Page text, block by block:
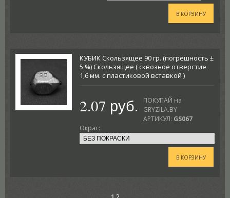
В КОРЗИНУ
КУБИК Скользящее 90 гр. (погрешность ±
5 %) Скользящее ( сквозное отверстие
1,6 мм. с пластиковой вставкой )
2.07 руб.
ПОКУПАЙ на
GRYZILA.BY
АРТИКУЛ: GS067
Окрас:
В КОРЗИНУ